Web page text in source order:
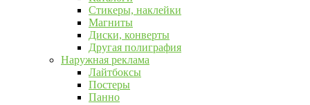
Стикеры, наклейки
Магниты
Диски, конверты
Другая полиграфия
Наружная реклама
Лайтбоксы
Постеры
Панно